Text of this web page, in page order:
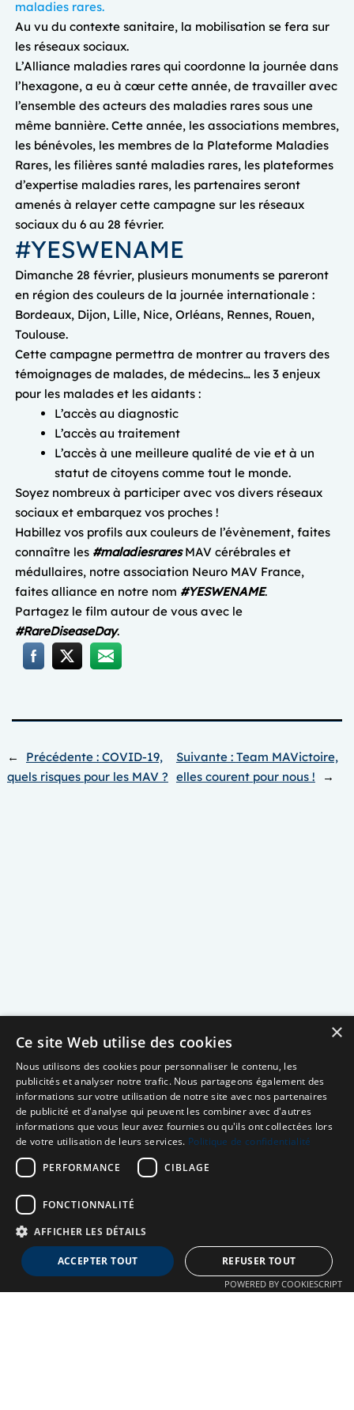
maladies rares.
Au vu du contexte sanitaire, la mobilisation se fera sur
les réseaux sociaux.
L’Alliance maladies rares qui coordonne la journée dans
l’hexagone, a eu à cœur cette année, de travailler avec
l’ensemble des acteurs des maladies rares sous une
même bannière. Cette année, les associations membres,
les bénévoles, les membres de la Plateforme Maladies
Rares, les filières santé maladies rares, les plateformes
d’expertise maladies rares, les partenaires seront
amenés à relayer cette campagne sur les réseaux
sociaux du 6 au 28 février.
#YESWENAME
Dimanche 28 février, plusieurs monuments se pareront
en région des couleurs de la journée internationale :
Bordeaux, Dijon, Lille, Nice, Orléans, Rennes, Rouen,
Toulouse.
Cette campagne permettra de montrer au travers des
témoignages de malades, de médecins… les 3 enjeux
pour les malades et les aidants :
L’accès au diagnostic
L’accès au traitement
L’accès à une meilleure qualité de vie et à un
statut de citoyens comme tout le monde.
Soyez nombreux à participer avec vos divers réseaux
sociaux et embarquez vos proches !
Habillez vos profils aux couleurs de l’évènement, faites
connaître les #maladiesraresMAV cérébrales et
médullaires, notre association Neuro MAV France,
faites alliance en notre nom #YESWENAME.
Partagez le film autour de vous avec le
#RareDiseaseDay.
← Précédente : COVID-19,
quels risques pour les MAV ?
Suivante : Team MAVictoire,
elles courent pour nous !
→
Neuro MAV France
Association dédiée aux patients souffrant de Malformations
×
Ce site Web utilise des cookies
Nous utilisons des cookies pour personnaliser le contenu, les
publicités et analyser notre trafic. Nous partageons également des
informations sur votre utilisation de notre site avec nos partenaires
de publicité et d'analyse qui peuvent les combiner avec d'autres
informations que vous leur avez fournies ou qu'ils ont collectées lors
de votre utilisation de leurs services. Politique de confidentialité
PERFORMANCE
CIBLAGE
FONCTIONNALITÉ
AFFICHER LES DÉTAILS
ACCEPTER TOUT REFUSER TOUT
POWERED BY COOKIESCRIPT